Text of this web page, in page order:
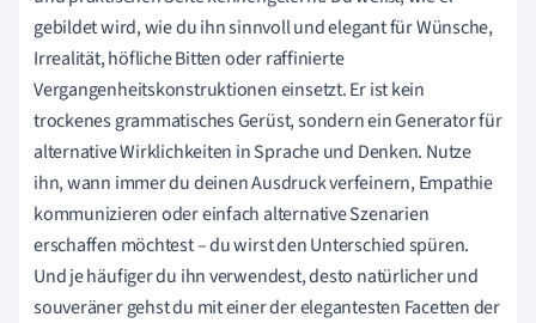
gebildet wird, wie du ihn sinnvoll und elegant für Wünsche,
Irrealität, höfliche Bitten oder raffinierte
Vergangenheitskonstruktionen einsetzt. Er ist kein
trockenes grammatisches Gerüst, sondern ein Generator für
alternative Wirklichkeiten in Sprache und Denken. Nutze
ihn, wann immer du deinen Ausdruck verfeinern, Empathie
kommunizieren oder einfach alternative Szenarien
erschaffen möchtest – du wirst den Unterschied spüren.
Und je häufiger du ihn verwendest, desto natürlicher und
souveräner gehst du mit einer der elegantesten Facetten der